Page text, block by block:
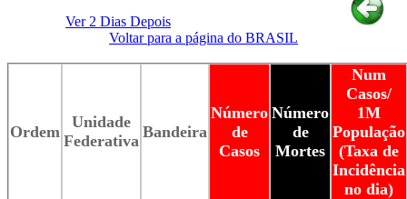
Ver 2 Dias Depois
Voltar para a página do BRASIL
Ordem
Unidade
Federativa Bandeira
Número
de
Casos
Número
de
Mortes
Num
Casos/
1M
População
(Taxa de
Incidência
no dia)